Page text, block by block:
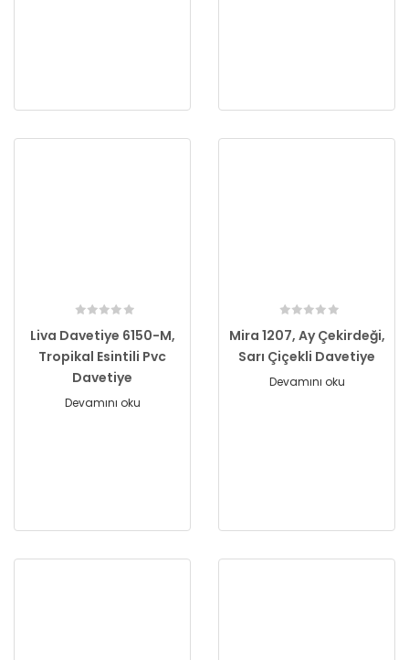
Liva Davetiye 6150-M,
Tropikal Esintili Pvc
Davetiye
Devamını oku
Mira 1207, Ay Çekirdeği,
Sarı Çiçekli Davetiye
Devamını oku